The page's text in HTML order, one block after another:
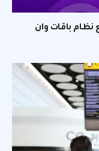
نظام باقات وان